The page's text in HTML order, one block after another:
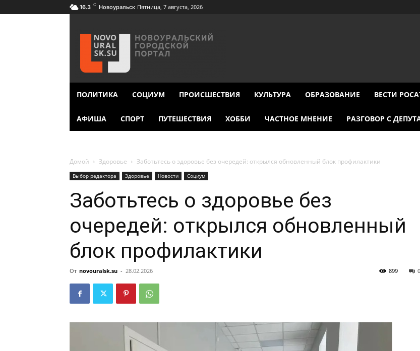
16.3 C Новоуральск Пятница, 7 августа, 2026
ПОЛИТИКА СОЦИУМ ПРОИСШЕСТВИЯ КУЛЬТУРА ОБРАЗОВАНИЕ ВЕСТИ
АФИША СПОРТ ПУТЕШЕСТВИЯ ХОББИ ЧАСТНОЕ МНЕНИЕ РАЗГОВОР С
Домой Здоровье Заботьтесь о здоровье без очередей: открылся обновленный блок профилактики
Выбор редактора Здоровье Новости Социум
Заботьтесь о здоровье без
очередей: открылся обновленный
блок профилактики
От novouralsk.su - 28.02.2026 0
899